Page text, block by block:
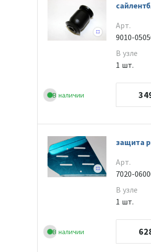
В наличии
Арт.
9010-
В узле
1 шт.
В наличии
защита
Арт.
7020-
В узле
1 шт.